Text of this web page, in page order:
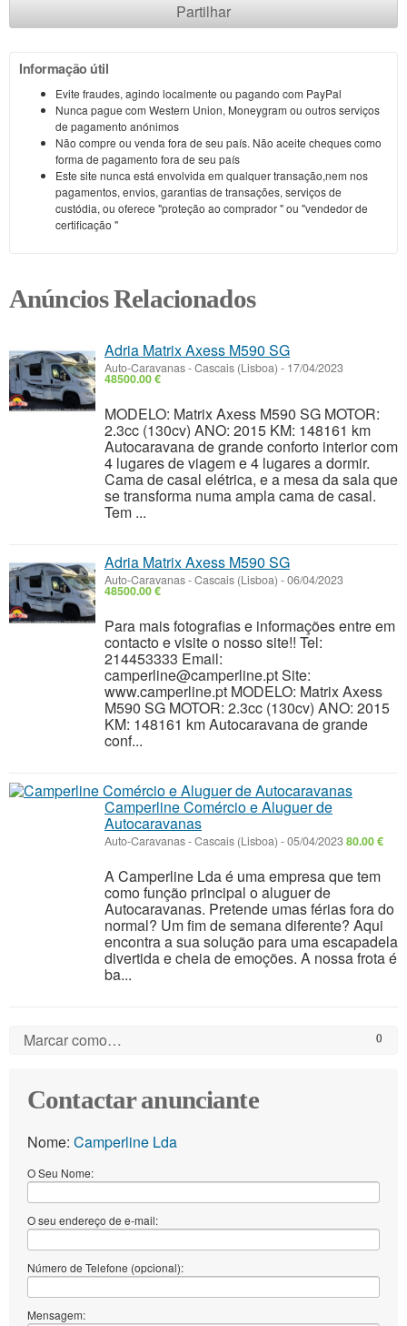
Partilhar
Informação útil
Evite fraudes, agindo localmente ou pagando com PayPal
Nunca pague com Western Union, Moneygram ou outros serviços
de pagamento anónimos
Não compre ou venda fora de seu país. Não aceite cheques como
forma de pagamento fora de seu país
Este site nunca está envolvida em qualquer transação,nem nos
pagamentos, envios, garantias de transações, serviços de
custódia, ou oferece "proteção ao comprador " ou "vendedor de
certificação "
Anúncios Relacionados
Adria Matrix Axess M590 SG
Auto-Caravanas-Cascais (Lisboa) - 17/04/2023
48500.00 €
MODELO: Matrix Axess M590 SG MOTOR:
2.3cc (130cv) ANO: 2015 KM: 148161 km
Autocaravana de grande conforto interior com
4 lugares de viagem e 4 lugares a dormir.
Cama de casal elétrica, e a mesa da sala que
se transforma numa ampla cama de casal.
Tem ...
Adria Matrix Axess M590 SG
Auto-Caravanas-Cascais (Lisboa) -06/04/2023
48500.00 €
Para mais fotografias e informações entre em
contacto e visite o nosso site!! Tel:
214453333 Email:
camperline@camperline.pt Site:
www.camperline.pt MODELO: Matrix Axess
M590 SG MOTOR: 2.3cc (130cv) ANO: 2015
KM: 148161 km Autocaravana de grande
conf...
Camperline Comércio e Aluguer de
Autocaravanas
Auto-Caravanas-Cascais (Lisboa) -05/04/202380.00 €
A Camperline Lda é uma empresa que tem
como função principal o aluguer de
Autocaravanas. Pretende umas férias fora do
normal? Um fim de semana diferente? Aqui
encontra a sua solução para uma escapadela
divertida e cheia de emoções. A nossa frota é
ba...
Marcar como… 0
Contactar anunciante
Nome: Camperline Lda
O Seu Nome:
O seu endereço de e-mail:
Número de Telefone (opcional):
Mensagem: